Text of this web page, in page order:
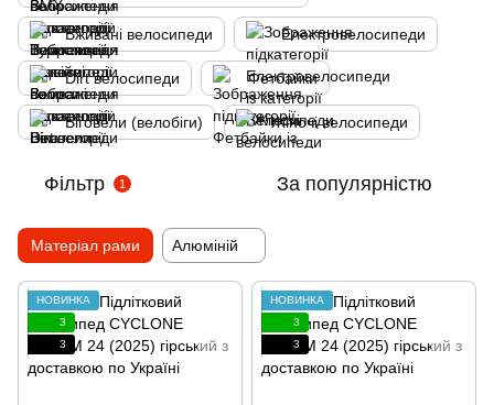
Вживані велосипеди Електровелосипеди
Dirt велосипеди Фетбайки
Біговели (велобіги) Жіночі велосипеди
Фільтр 1 За популярністю
Матеріал рами Алюміній
НОВИНКА
3
3
НОВИНКА
3
3